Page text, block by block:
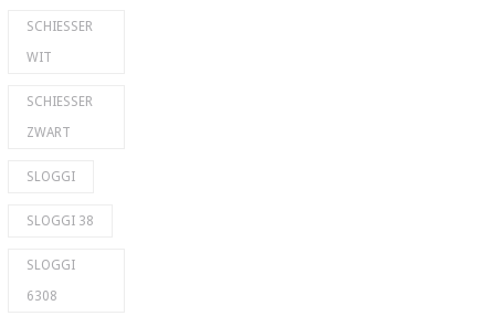
SCHIESSER
WIT
SCHIESSER
ZWART
SLOGGI
SLOGGI 38
SLOGGI
6308